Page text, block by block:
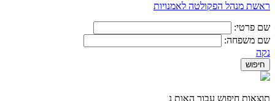
ראשת מנהל הפקולטה לאמנויות
שם פרטי:
שם משפחה:
נקה
תוצאות חיפוש עבור האות נ